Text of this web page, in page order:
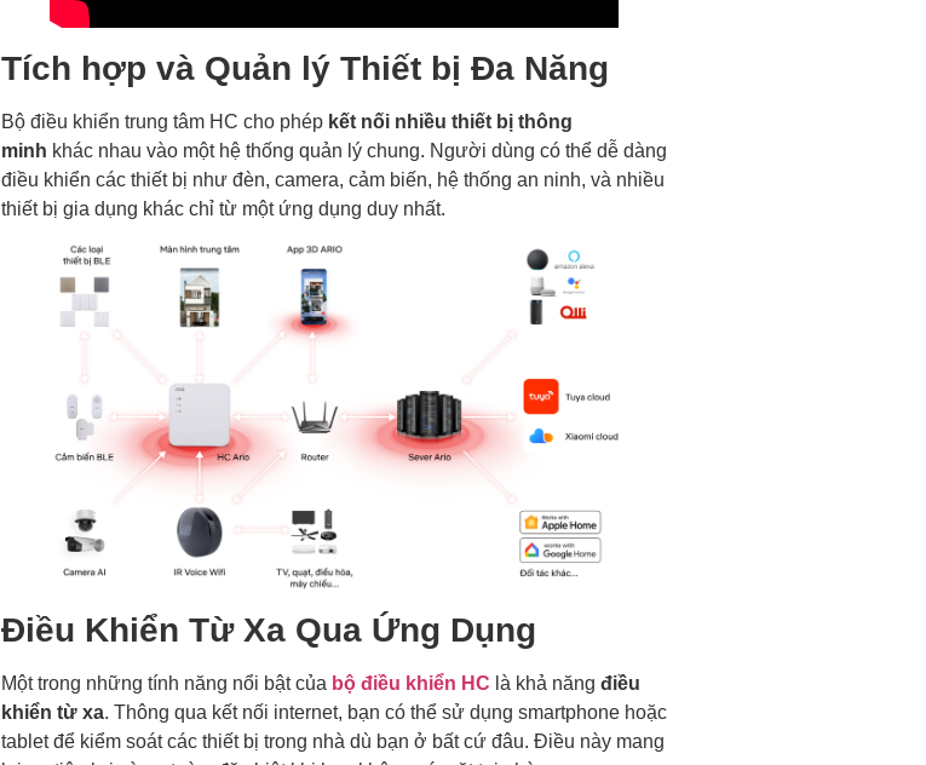
Tích hợp và Quản lý Thiết bị Đa Năng
Bộ điều khiển trung tâm HC cho phép kết nối nhiều thiết bị thông
minh khác nhau vào một hệ thống quản lý chung. Người dùng có thể dễ dàng
điều khiển các thiết bị như đèn, camera, cảm biến, hệ thống an ninh, và nhiều
thiết bị gia dụng khác chỉ từ một ứng dụng duy nhất.
Điều Khiển Từ Xa Qua Ứng Dụng
Một trong những tính năng nổi bật của bộ điều khiển HC là khả năng điều
khiển từ xa. Thông qua kết nối internet, bạn có thể sử dụng smartphone hoặc
tablet để kiểm soát các thiết bị trong nhà dù bạn ở bất cứ đâu. Điều này mang